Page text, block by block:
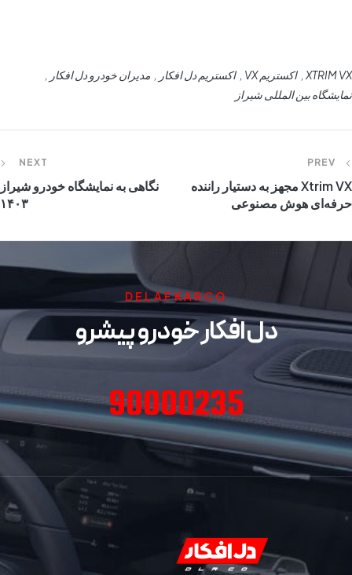
XTRIM VX اکستریم VX اکستریم دل افکار
مدیران خودرو دل افکار
نمایشگاه بین المللی شیراز
PREV
Xtrim VX مجهز به دستیار راننده
حرفه‌ای هوش مصنوعی
NEXT
نگاهی به نمایشگاه خودرو شیراز
۱۴۰۳
DELAFKARCO
دل افکار خودرو پیشرو
90000235